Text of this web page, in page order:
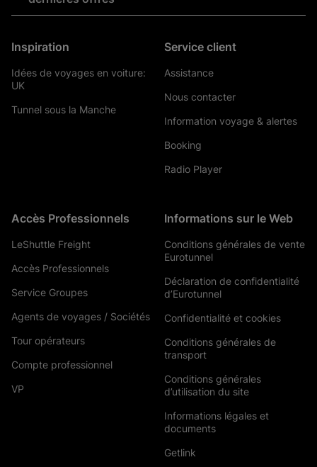
Inspiration
Idées de voyages en voiture:
UK
Tunnel sous la Manche
Service client
Assistance
Nous contacter
Information voyage & alertes
Booking
Radio Player
Accès Professionnels
LeShuttle Freight
Accès Professionnels
Service Groupes
Agents de voyages / Sociétés
Tour opérateurs
Compte professionnel
VP
Informations sur le Web
Conditions générales de vente
Eurotunnel
Déclaration de confidentialité
d’Eurotunnel
Confidentialité et cookies
Conditions générales de
transport
Conditions générales
d’utilisation du site
Informations légales et
documents
Getlink